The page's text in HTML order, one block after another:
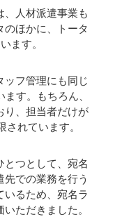
、人材派遣事業も
のほかに、トータ
ます。
ッフ管理にも同じ
す。もちろん、
り、担当者だけが
れています。
とつとして、宛名
での業務を行う
いるため、宛名ラ
ただきました。